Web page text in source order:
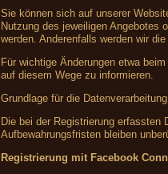
Sie können sich auf unserer
Nutzung des jeweiligen Angebotes
werden. Anderenfalls werden wir
Für wichtige Änderungen etwa
auf diesem Wege zu informieren.
Grundlage für die
Die bei der Registrierung
Aufbewahrungsfristen bleiben
Registrierung mit Facebook